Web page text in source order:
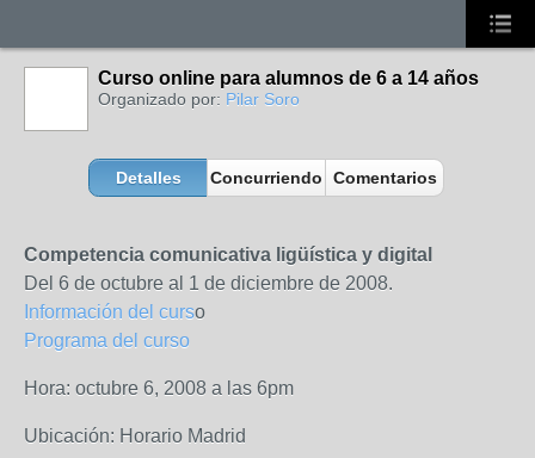
Curso online para alumnos de 6 a 14 años
Organizado por: Pilar Soro
Detalles Concurriendo Comentarios
Competencia comunicativa ligüística y digital
Del 6 de octubre al 1 de diciembre de 2008.
Información del curso
Programa del curso
Hora: octubre 6, 2008 a las 6pm
Ubicación: Horario Madrid